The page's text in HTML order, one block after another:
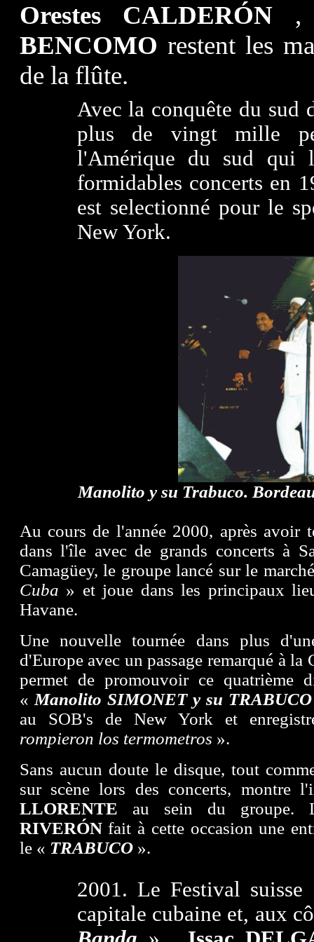
Orestes CALDERÓN
BENCOMO restent les
de la flûte.
Avec la conquête du sud
plus de vingt mille
l'Amérique du sud qui
formidables concerts en
est selectionné pour le
New York.
Manolito y su Trabuco.
Au cours de l'année 2000, après avoir
dans l'île avec de grands concerts à
Camagüey, le groupe lancé sur le
Cuba » et joue dans les principaux
Havane.
Une nouvelle tournée dans plus
d'Europe avec un passage remarqué à
permet de promouvoir ce quatrième
« Manolito SIMONET y su
au SOB's de New York et
rompieron los termometros ».
Sans aucun doute le disque, tout
sur scène lors des concerts, montre
LLORENTE au sein du groupe.
RIVERÓNfait à cette occasion une
le « TRABUCO ».
2001. Le Festival suisse
capitale cubaine et, aux